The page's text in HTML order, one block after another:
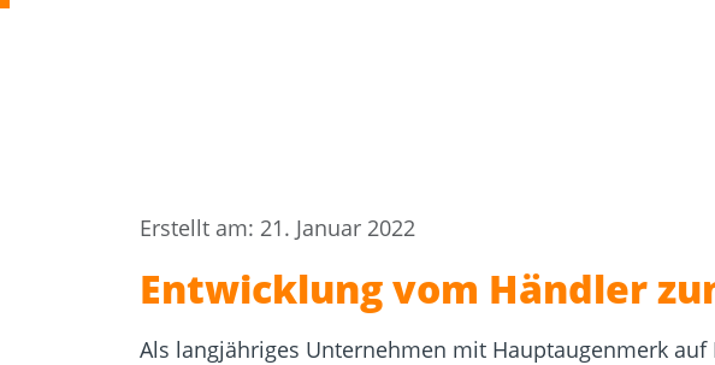
Erstellt am: 21. Januar 2022
Entwicklung vom Händler
Als langjähriges Unternehmen mit Hauptaugenmerk